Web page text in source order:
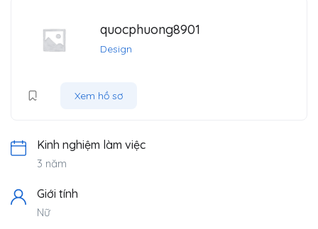
quocphuong8901
Design
Xem hồ sơ
Kinh nghiệm làm việc
3 năm
Giới tính
Nữ